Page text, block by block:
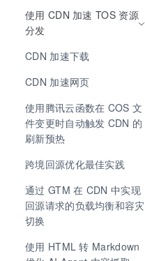
使用 CDN 加速 TOS 资源
分发
CDN 加速下载
CDN 加速网页
使用腾讯云函数在 COS 文
件变更时自动触发 CDN 的
刷新预热
跨境回源优化最佳实践
通过 GTM 在 CDN 中实现
回源请求的负载均衡和容灾
切换
使用 HTML 转 Markdown